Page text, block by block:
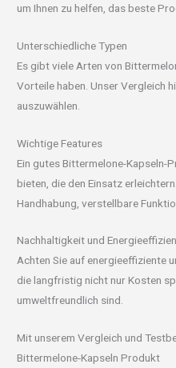
um Ihnen zu helfen, das beste
Unterschiedliche Typen
Es gibt viele Arten von
Vorteile haben. Unser Vergleich
auszuwählen.
Wichtige Features
Ein gutes Bittermelone-Kapseln-
bieten, die den Einsatz
Handhabung, verstellbare
Nachhaltigkeit und
Achten Sie auf energieeffiziente
die langfristig nicht nur Kosten
umweltfreundlich sind.
Mit unserem Vergleich und
Bittermelone-Kapseln Produkt